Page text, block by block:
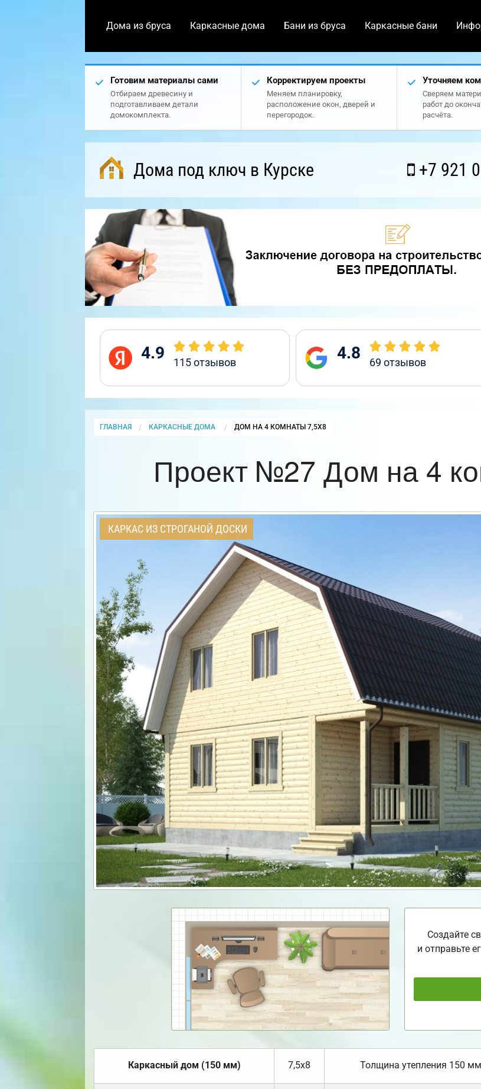
Дома из бруса Каркасные дома Бани из бруса Каркасные бани
Готовим материалы сами
Отбираем древесину и
подготавливаем детали
домокомплекта.
Корректируем проекты
Меняем планировку,
расположение окон, дверей и
перегородок.
Уточняем
Сверяем
работ до
расчёта.
Дома под ключ в Курске +7 921
4.9 115отзывов 4.8 69 отзывов
ГЛАВНАЯ КАРКАСНЫЕ ДОМА CURRENT:
ДОМ НА 4 КОМНАТЫ 7,5Х8
Проект №27 Дом на 4
КАРКАС ИЗ СТРОГАНОЙ ДОСКИ
Создайте
и отправьте
Каркасный дом (150 мм) 7,5х8 Толщина утепления 150 мм